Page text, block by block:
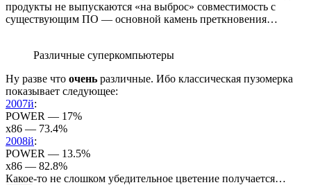
продукты не выпускаются «на выброс» совместимость с
существующим ПО — основной камень преткновения…
Различные суперкомпьютеры
Ну разве что очень различные. Ибо классическая пузомерка
показывает следующее:
2007й:
POWER — 17%
x86 — 73.4%
2008й:
POWER — 13.5%
x86 — 82.8%
Какое-то не слошком убедительное цветение получается…